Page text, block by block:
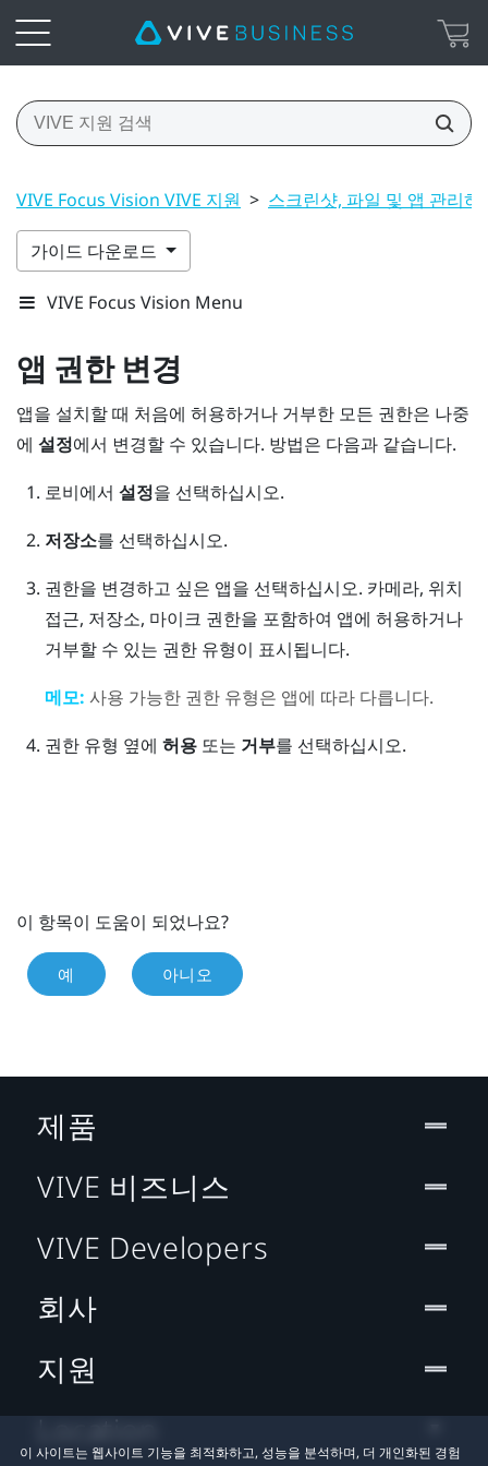
VIVE Focus Vision VIVE 지원 > 스크린샷, 파일 및 앱 관리하
가이드 다운로드
VIVE Focus Vision Menu
앱 권한 변경
앱을 설치할 때 처음에 허용하거나 거부한 모든 권한은 나중
에 설정에서 변경할 수 있습니다. 방법은 다음과 같습니다.
로비에서 설정을 선택하십시오.
저장소를 선택하십시오.
권한을 변경하고 싶은 앱을 선택하십시오. 카메라, 위치
접근, 저장소, 마이크 권한을 포함하여 앱에 허용하거나
거부할 수 있는 권한 유형이 표시됩니다.
메모: 사용 가능한 권한 유형은 앱에 따라 다릅니다.
권한 유형 옆에 허용또는 거부를 선택하십시오.
이 항목이 도움이 되었나요?
예 아니오
이 사이트는 웹사이트 기능을 최적화하고, 성능을 분석하며, 더 개인화된 경험
제품
VIVE 비즈니스
VIVE Developers
회사
지원
Location